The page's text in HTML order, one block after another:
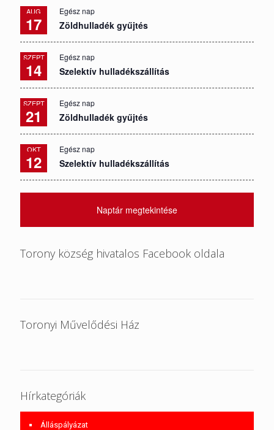
AUG
17
Egész nap
Zöldhulladék gyűjtés
SZEPT
14
Egész nap
Szelektív hulladékszállítás
SZEPT
21
Egész nap
Zöldhulladék gyűjtés
OKT
12
Egész nap
Szelektív hulladékszállítás
Naptár megtekintése
Torony község hivatalos Facebook oldala
Toronyi Művelődési Ház
Hírkategóriák
Álláspályázat